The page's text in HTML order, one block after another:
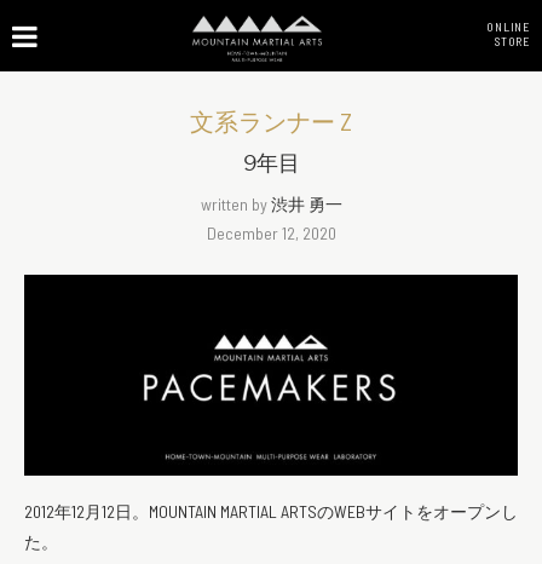
ONLINE
STORE
文系ランナー Z
9年目
written by渋井 勇一
December 12, 2020
2012年12月12日。MOUNTAIN MARTIAL ARTSのWEBサイトをオープンし
た。